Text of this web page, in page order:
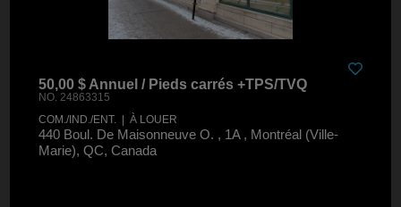
50,00 $ Annuel / Pieds carrés +TPS/TVQ
NO. 24863315
COM./IND./ENT. | À LOUER
440 Boul. De Maisonneuve O. , 1A , Montréal (Ville-
Marie), QC, Canada